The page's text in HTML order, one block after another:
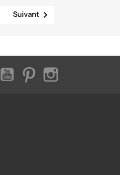
Suivant
FacebookYouTubePinterest